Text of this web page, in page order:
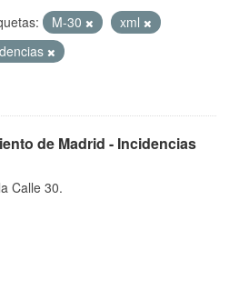
M-30
xml
de Madrid - Incidencias
Calle 30.